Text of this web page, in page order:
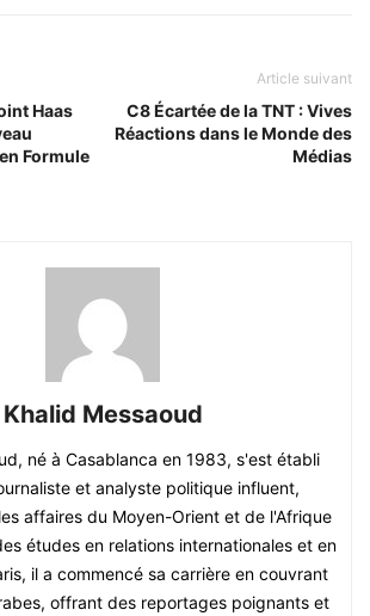
Haas
Formule
Article suivant
C8 Écartée de la TNT : Vives
Réactions dans le Monde des
Médias
Khalid Messaoud
né à Casablanca en 1983, s'est établi
et analyste politique influent,
affaires du Moyen-Orient et de l'Afrique
études en relations internationales et en
il a commencé sa carrière en couvrant
offrant des reportages poignants et